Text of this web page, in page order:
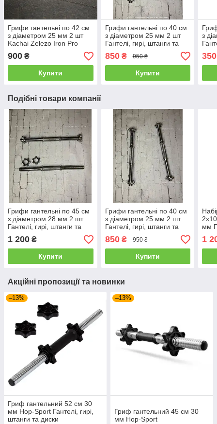
Грифи гантельні по 42 см
з діаметром 25 мм 2 шт
Kachai Zelezo Iron Pro
900 ₴
Купити
Грифи гантельні по 40 см
з діаметром 25 мм 2 шт
Гантелі, гирі, штанги та
диски хромовані
850₴ 950 ₴
Купити
з
350
Подібні товари компанії
Грифи гантельні по 45 см
з діаметром 28 мм 2 шт
Гантелі, гирі, штанги та
1 200 ₴
Купити
Грифи гантельні по 40 см
з діаметром 25 мм 2 шт
Гантелі, гирі, штанги та
850₴ 950 ₴
Купити
мм
1
Акційні пропозиції та новинки
–13%
Гриф гантельний 52 см 30
мм Hop-Sport Гантелі, гирі,
штанги та диски
–13%
Гриф гантельний 45 см 30
мм Hop-Sport